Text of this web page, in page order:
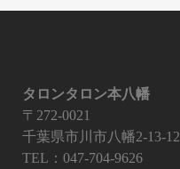
タロンタロン本八幡
〒272-0021
千葉県市川市八幡2-13-12
TEL：047-704-9626